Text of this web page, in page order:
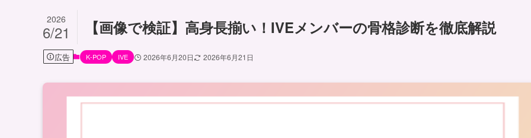
【画像で検証】高身長揃い！IVEメンバーの骨格診断を徹底解説
2026
6/21
広告 K-POP IVE 2026年6月20日 2026年6月21日